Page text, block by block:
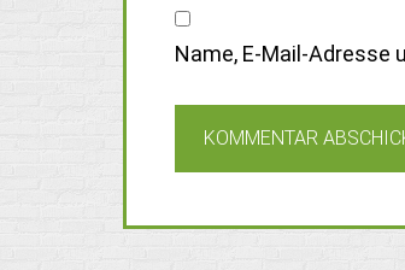
Name, E-Mail-Adresse